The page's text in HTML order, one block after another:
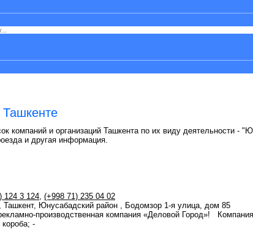
компаний и организаций Ташкента по их виду деятельности -
и другая информация.
124 3 124, (+998 71) 235 04 02
Ташкент, Юнусабадский район , Бодомзор 1-я улица, дом 85
производственная компания «Деловой Город»!
-